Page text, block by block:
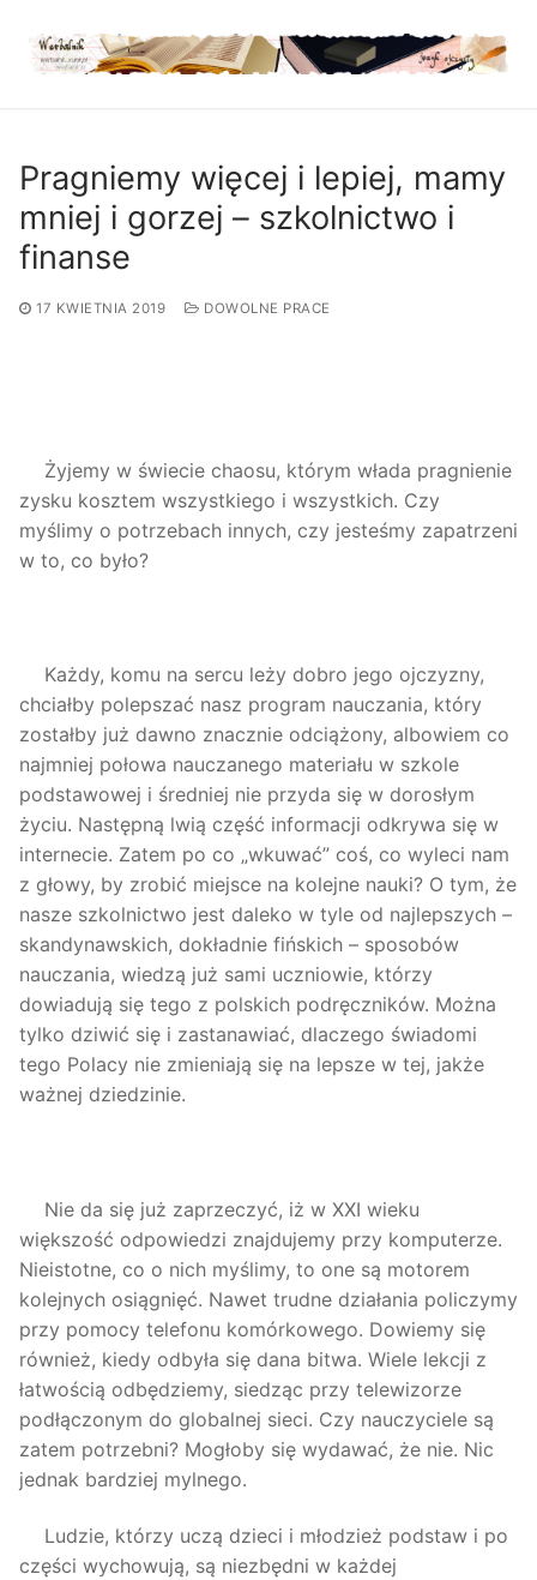
treści
Pragniemy więcej i lepiej, mamy
mniej i gorzej – szkolnictwo i
finanse
17 KWIETNIA 2019 DOWOLNE PRACE
Żyjemy w świecie chaosu, którym włada pragnienie
zysku kosztem wszystkiego i wszystkich. Czy
myślimy o potrzebach innych, czy jesteśmy zapatrzeni
w to, co było?
Każdy, komu na sercu leży dobro jego ojczyzny,
chciałby polepszać nasz program nauczania, który
zostałby już dawno znacznie odciążony, albowiem co
najmniej połowa nauczanego materiału w szkole
podstawowej i średniej nie przyda się w dorosłym
życiu. Następną lwią część informacji odkrywa się w
internecie. Zatem po co „wkuwać” coś, co wyleci nam
z głowy, by zrobić miejsce na kolejne nauki? O tym, że
nasze szkolnictwo jest daleko w tyle od najlepszych –
skandynawskich, dokładnie fińskich – sposobów
nauczania, wiedzą już sami uczniowie, którzy
dowiadują się tego z polskich podręczników. Można
tylko dziwić się i zastanawiać, dlaczego świadomi
tego Polacy nie zmieniają się na lepsze w tej, jakże
ważnej dziedzinie.
Nie da się już zaprzeczyć, iż w XXI wieku
większość odpowiedzi znajdujemy przy komputerze.
Nieistotne, co o nich myślimy, to one są motorem
kolejnych osiągnięć. Nawet trudne działania policzymy
przy pomocy telefonu komórkowego. Dowiemy się
również, kiedy odbyła się dana bitwa. Wiele lekcji z
łatwością odbędziemy, siedząc przy telewizorze
podłączonym do globalnej sieci. Czy nauczyciele są
zatem potrzebni? Mogłoby się wydawać, że nie. Nic
jednak bardziej mylnego.
Ludzie, którzy uczą dzieci i młodzież podstaw i po
części wychowują, są niezbędni w każdej